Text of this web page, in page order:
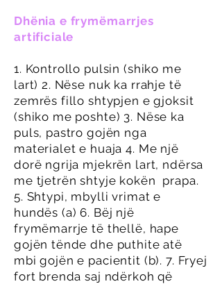
Dhënia e frymëmarrjes
artificiale
1. Kontrollo pulsin (shiko me
lart) 2. Nëse nuk ka rrahje të
zemrës fillo shtypjen e gjoksit
(shiko me poshte) 3. Nëse ka
puls, pastro gojën nga
materialet e huaja 4. Me një
dorë ngrija mjekrën lart, ndërsa
me tjetrën shtyje kokën prapa.
5. Shtypi, mbylli vrimat e
hundës (a) 6. Bëj një
frymëmarrje të thellë, hape
gojën tënde dhe puthite atë
mbi gojën e pacientit (b). 7. Fryej
fort brenda saj ndërkoh që